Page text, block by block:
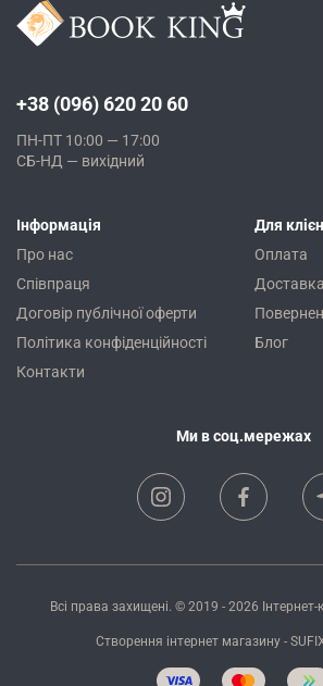
+38 (096) 620 20 60
ПН-ПТ 10:00 — 17:00
СБ-НД — вихідний
Інформація
Про нас
Співпраця
Договір публічної оферти
Політика конфіденційності
Контакти
Для
Оплата
Доставка
Блог
Ми в соц.мережах
Всі права захищені. © 2019 - 2026
Створення інтернет магазину-